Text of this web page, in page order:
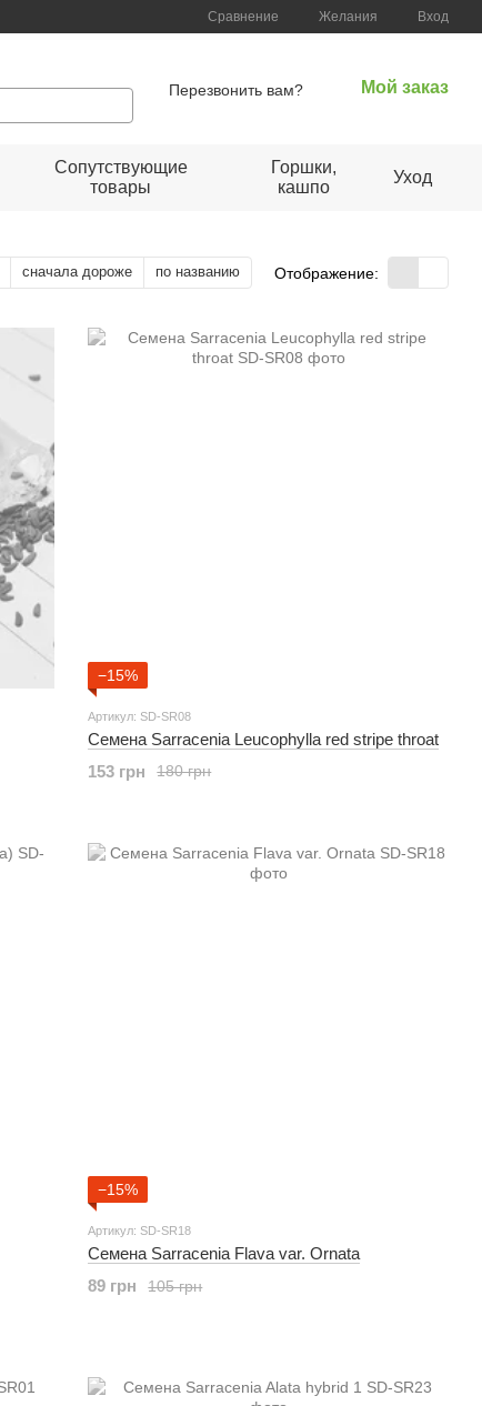
Сравнение Желания Вход
Перезвонить вам?
Мой заказ
Сопутствующие
товары
Горшки,
кашпо
Уход
сначала дороже по названию Отображение:
−15%
Артикул: SD-SR08
Семена Sarracenia Leucophylla red stripe throat
180 грн
153 грн
−15%
Артикул: SD-SR18
Семена Sarracenia Flava var. Ornata
105 грн
89 грн